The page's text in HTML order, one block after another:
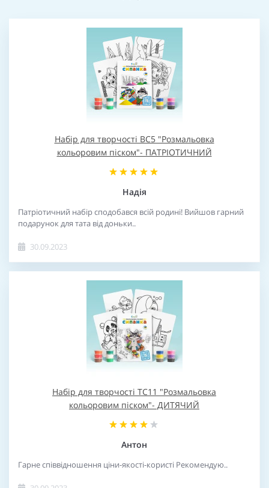
Набір для творчості BC5 "Розмальовка
кольоровим піском"- ПАТРІОТИЧНИЙ
Надія
Патріотичний набір сподобався всій родині! Вийшов гарний
подарунок для тата від доньки..
30.09.2023
Набір для творчості TC11 "Розмальовка
кольоровим піском"- ДИТЯЧИЙ
Антон
Гарне співвідношення ціни-якості-користі Рекомендую..